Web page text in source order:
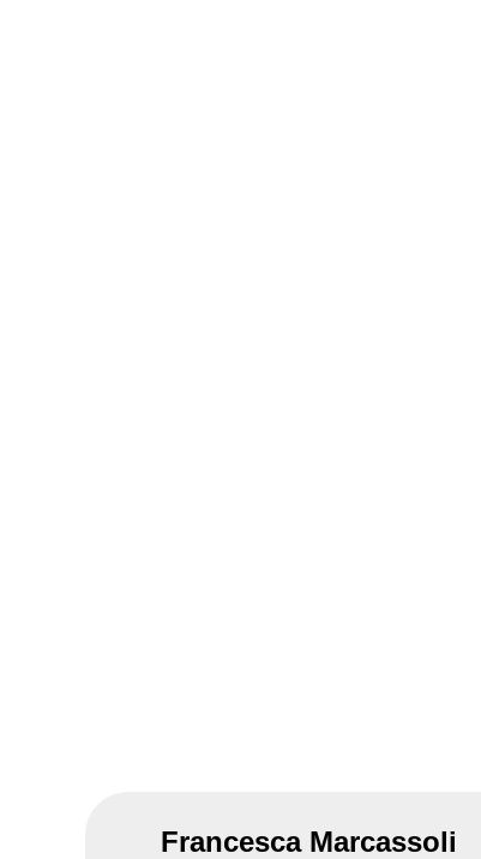
Francesca Marcassoli